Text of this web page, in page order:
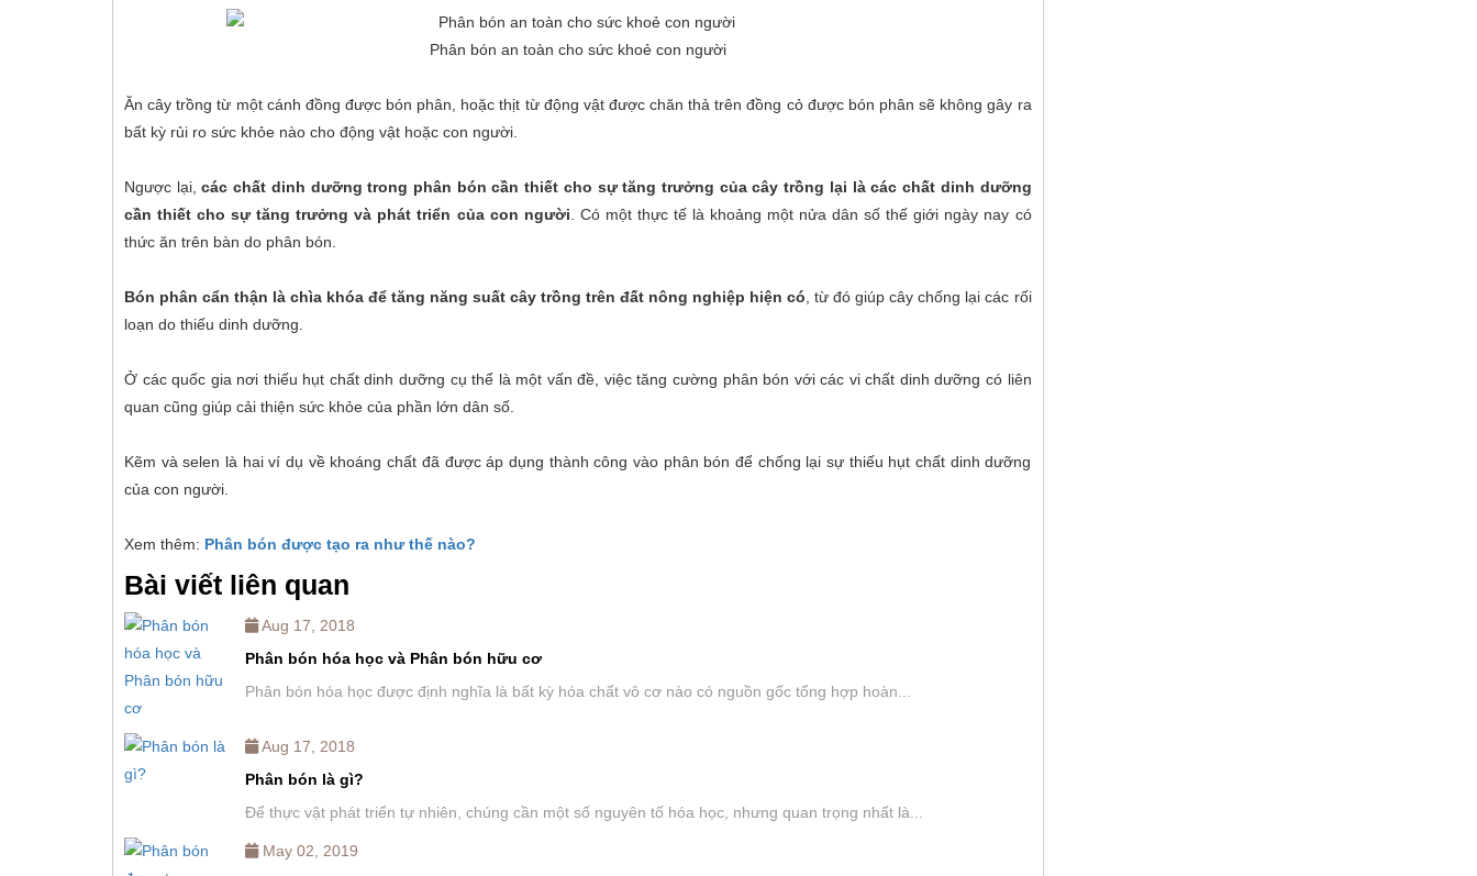
Phân bón an toàn cho sức khoẻ con người
Ăn cây trồng từ một cánh đồng được bón phân, hoặc thịt từ động vật được chăn thả trên đồng cỏ được bón phân sẽ không gây ra
bất kỳ rủi ro sức khỏe nào cho động vật hoặc con người.
Ngược lại,các chất dinh dưỡng trong phân bón cần thiết cho sự tăng trưởng của cây trồng lại là các chất dinh dưỡng
cần thiết cho sự tăng trưởng và phát triển của con người. Có một thực tế là khoảng một nửa dân số thế giới ngày nay có
thức ăn trên bàn do phân bón.
Bón phân cẩn thận là chìa khóa để tăng năng suất cây trồng trên đất nông nghiệp hiện có, từ đó giúp cây chống lại các rối
loạn do thiếu dinh dưỡng.
Ở các quốc gia nơi thiếu hụt chất dinh dưỡng cụ thể là một vấn đề, việc tăng cường phân bón với các vi chất dinh dưỡng có liên
quan cũng giúp cải thiện sức khỏe của phần lớn dân số.
Kẽm và selen là hai ví dụ về khoáng chất đã được áp dụng thành công vào phân bón để chống lại sự thiếu hụt chất dinh dưỡng
của con người.
Xem thêm: Phân bón được tạo ra như thế nào?
Bài viết liên quan
Aug 17, 2018
Phân bón hóa học và Phân bón hữu cơ
Phân bón hóa học được định nghĩa là bất kỳ hóa chất vô cơ nào có nguồn gốc tổng hợp hoàn...
Aug 17, 2018
Phân bón là gì?
Để thực vật phát triển tự nhiên, chúng cần một số nguyên tố hóa học, nhưng quan trọng nhất là...
May 02, 2019